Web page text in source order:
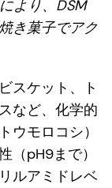
より、DSM
き菓子でアク
スケット、ト
など、化学的
ウモロコシ）
（pH9まで）
ルアミドレベ